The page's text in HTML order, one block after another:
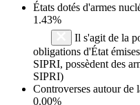
États dotés d'armes
1.43%
Il s'agit de la
obligations d'État
SIPRI, possèdent des
SIPRI)
Controverses autour de
0.00%